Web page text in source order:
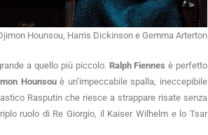
Hounsou, Harris Dickinson e Gemma Arterton
a quello più piccolo. Ralph Fiennes è perfetto
Hounsouè un’impeccabile spalla, ineccepibile
Rasputin che riesce a strappare risate senza
ruolo di Re Giorgio, il Kaiser Wilhelm e lo Tsar